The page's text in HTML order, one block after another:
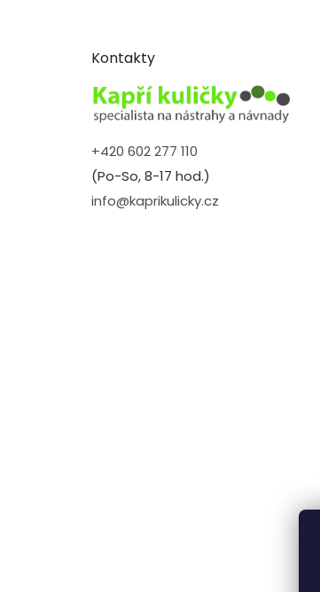
Kontakty
+420 602 277 110
(Po-So, 8-17 hod.)
info@kaprikulicky.cz